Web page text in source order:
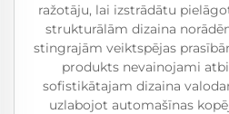
ražotāju, lai izstrādātu
strukturālām dizaina
stingrajām veiktspējas
produkts nevainojami
sofistikātajam dizaina
uzlabojot automašīnas